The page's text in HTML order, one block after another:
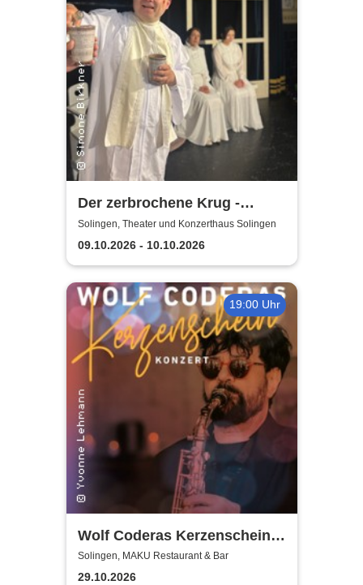
Der zerbrochene Krug -
Elbeforum Brunsbüttel
Solingen, Theater und Konzerthaus Solingen
09.10.2026 - 10.10.2026
19:00 Uhr
Wolf Coderas Kerzenschein
Konzert
Solingen, MAKU Restaurant & Bar
29.10.2026